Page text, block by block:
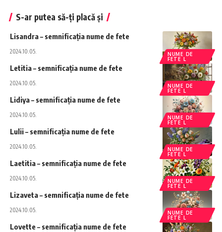
S-ar putea să-ți placă și
NUME DE
FETE L
Lisandra – semnificația nume de fete
2024.10.05.
NUME DE
FETE L
Letitia – semnificația nume de fete
2024.10.05.
NUME DE
FETE L
Lidiya – semnificația nume de fete
2024.10.05.
NUME DE
FETE L
Lulii – semnificația nume de fete
2024.10.05.
NUME DE
FETE L
Laetitia – semnificația nume de fete
2024.10.05.
NUME DE
FETE L
Lizaveta – semnificația nume de fete
2024.10.05.
Lovette – semnificația nume de fete